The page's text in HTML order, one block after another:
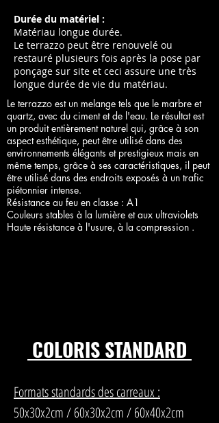
Durée du matériel :
Matériau longue durée.
Le terrazzo peut être renouvelé ou
restauré plusieurs fois après la pose par
ponçage sur site et ceci assure une très
longue durée de vie du matériau.
Le terrazzo est un melange tels que le marbre et
quartz, avec du ciment et de l'eau. Le résultat est
un produit entièrement naturel qui, grâce à son
aspect esthétique, peut être utilisé dans des
environnements élégants et prestigieux mais en
même temps, grâce à ses caractéristiques, il peut
être utilisé dans des endroits exposés à un trafic
piétonnier intense.
Résistance au feu en classe : A1
Couleurs stables à la lumière et aux ultraviolets
Haute résistance à l'usure, à la compression .
COLORIS STANDARD
Formats standards des carreaux :
50x30x2cm / 60x30x2cm / 60x40x2cm